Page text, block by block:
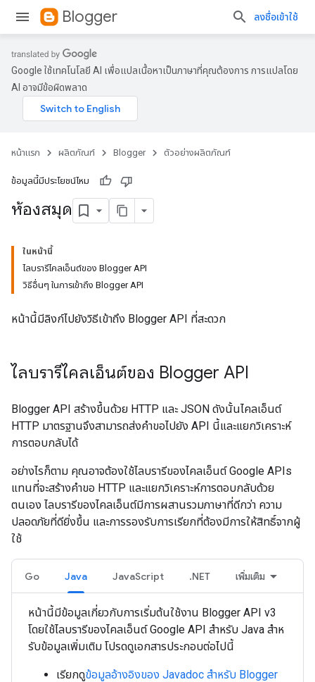
Blogger ลงชื่อเข้าใช้
Google ใช้เทคโนโลยี AI เพื่อแปลเนื้อหาเป็นภาษาที่คุณต้องการ การแปลโดย
AI อาจมีข้อผิดพลาด
หน้าแรก ผลิตภัณฑ์ Blogger ตัวอย่างผลิตภัณฑ์
ข้อมูลนี้มีประโยชน์ไหม
ห้องสมุด
ในหน้านี้
ไลบรารีไคลเอ็นต์ของ Blogger API
วิธีอื่นๆ ในการเข้าถึง Blogger API
หน้านี้มีลิงก์ไปยังวิธีเข้าถึง Blogger API ที่สะดวก
ไลบรารีไคลเอ็นต์ของ Blogger API
Blogger API สร้างขึ้นด้วย HTTP และ JSON ดังนั้นไคลเอ็นต์
HTTP มาตรฐานจึงสามารถส่งคำขอไปยัง API นี้และแยกวิเคราะห์
การตอบกลับได้
อย่างไรก็ตาม คุณอาจต้องใช้ไลบรารีของไคลเอ็นต์ Google APIs
แทนที่จะสร้างคำขอ HTTP และแยกวิเคราะห์การตอบกลับด้วย
ตนเอง ไลบรารีของไคลเอ็นต์มีการผสานรวมภาษาที่ดีกว่า ความ
ปลอดภัยที่ดียิ่งขึ้น และการรองรับการเรียกที่ต้องมีการให้สิทธิ์จากผู้
ใช้
Go Java JavaScript .NET เพิ่มเติม
หน้านี้มีข้อมูลเกี่ยวกับการเริ่มต้นใช้งาน Blogger API v3
โดยใช้ไลบรารีของไคลเอ็นต์ Google API สำหรับ Java สําห
รับข้อมูลเพิ่มเติม โปรดดูเอกสารประกอบต่อไปนี้
เรียกดูข้อมูลอ้างอิงของ Javadoc สำหรับ Blogger